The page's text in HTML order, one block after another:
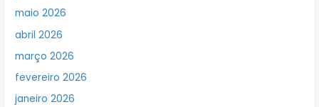
maio 2026
abril 2026
março 2026
fevereiro 2026
janeiro 2026